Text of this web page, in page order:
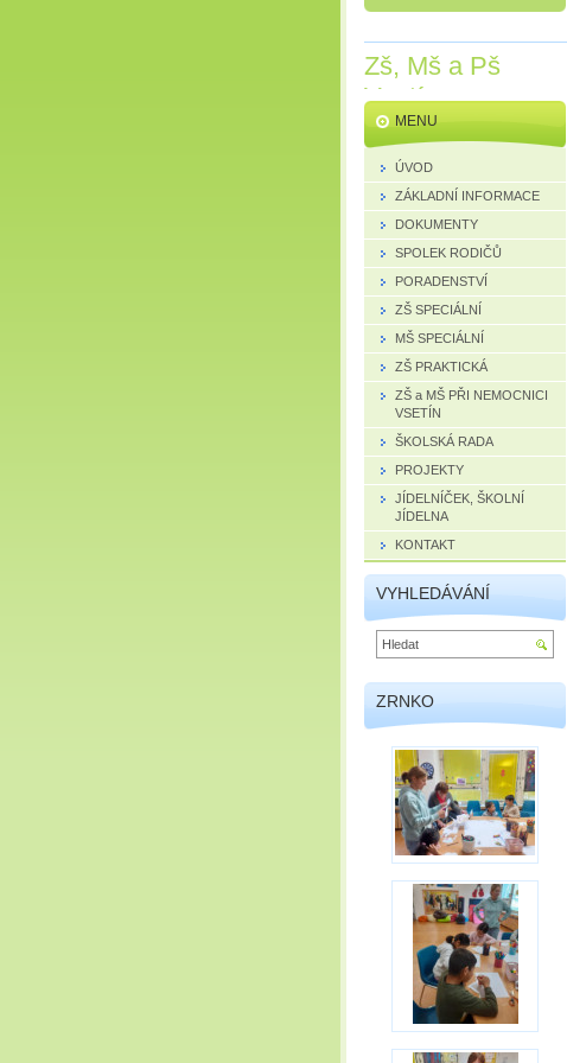
Zš, Mš a Pš
Vsetín
MENU
ÚVOD
ZÁKLADNÍ INFORMACE
DOKUMENTY
SPOLEK RODIČŮ
PORADENSTVÍ
ZŠ SPECIÁLNÍ
MŠ SPECIÁLNÍ
ZŠ PRAKTICKÁ
ZŠ a MŠ PŘI NEMOCNICI
VSETÍN
ŠKOLSKÁ RADA
PROJEKTY
JÍDELNÍČEK, ŠKOLNÍ
JÍDELNA
KONTAKT
VYHLEDÁVÁNÍ
ZRNKO